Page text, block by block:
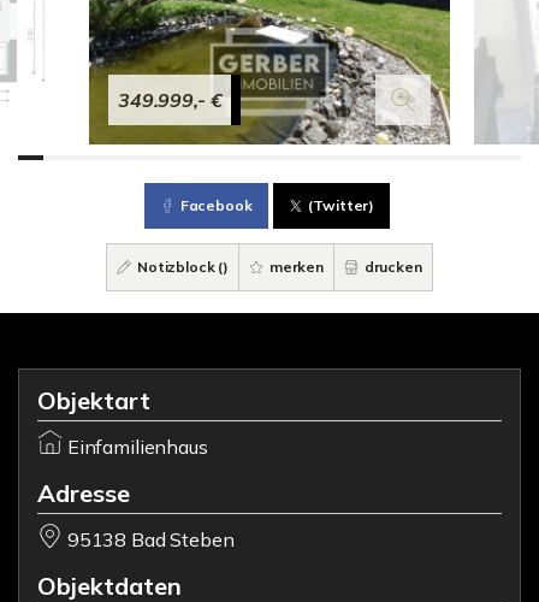
349.999,- €
Facebook (Twitter)
Notizblock () merken drucken
Objektart
Einfamilienhaus
Adresse
95138 Bad Steben
Objektdaten